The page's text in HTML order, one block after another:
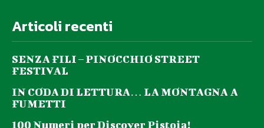
Articoli recenti
SENZA FILI – PINOCCHIO STREET
FESTIVAL
IN CODA DI LETTURA… LA MONTAGNA A
FUMETTI
100 Numeri per Discover Pistoia!